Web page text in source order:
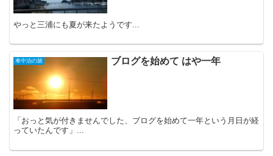
やっと三浦にも夏が来たようです...
車中泊の旅 ブログを始めて はや一年
「おっと気が付きませんでした、ブログを始めて一年という月日が経
っていたんです」...